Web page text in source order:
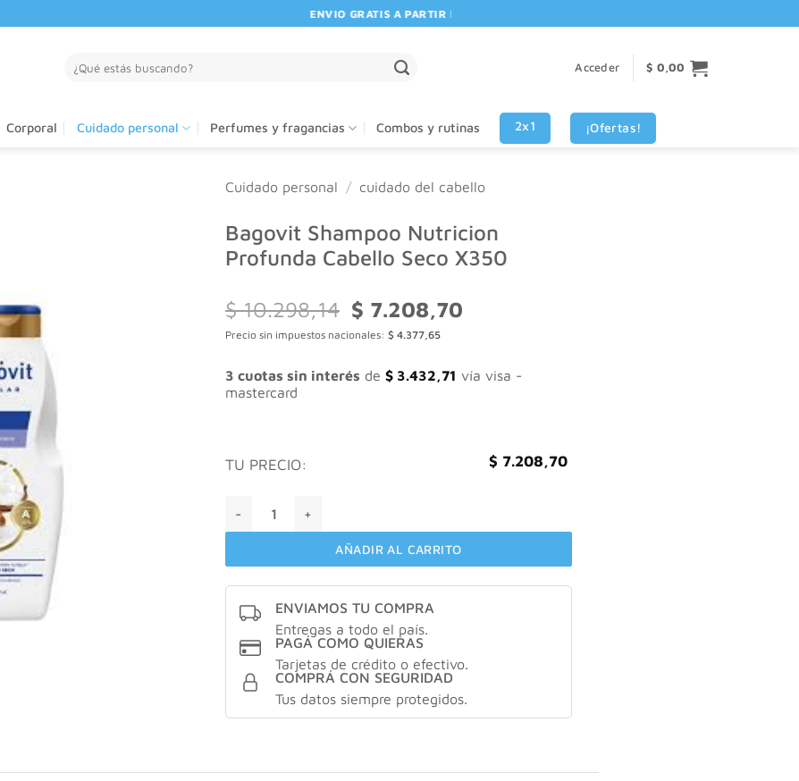
ENVIO GRATIS A PARTIR DE $80.000! 🚚 | 💳 3 CUOTAS SIN INTERES VISA - MASTERCARD
por:
Acceder $ 0,00
Corporal Cuidado personal Perfumes y fragancias Combos y rutinas 2x1 ¡Ofertas!
Cuidado personal / cuidado del cabello
Bagovit Shampoo Nutricion
Profunda Cabello Seco X350
$10.298,14 El
precio
original
$ 10.298,14.
$ 7.208,70
$ 7.208,70.
Precio sin impuestos nacionales: $ 4.377,65
3 cuotas sin interés de $ 3.432,71 vía visa -
mastercard
TU PRECIO: $ 7.208,70
AÑADIR AL CARRITO
ENVIAMOS TU COMPRA
Entregas a todo el país.
PAGÁ COMO QUIERAS
Tarjetas de crédito o efectivo.
COMPRÁ CON SEGURIDAD
Tus datos siempre protegidos.